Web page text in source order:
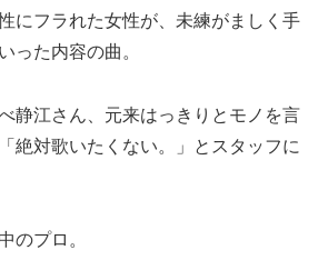
にフラれた女性が、未練がましく手
った内容の曲。
静江さん、元来はっきりとモノを言
絶対歌いたくない。」とスタッフに
のプロ。